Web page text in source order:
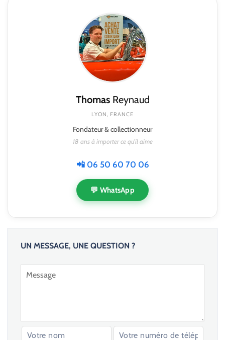
ThomasReynaud
LYON, FRANCE
Fondateur & collectionneur
18 ans à importer ce qu'il aime
📲 06 50 60 70 06
💬 WhatsApp
UN MESSAGE, UNE QUESTION ?